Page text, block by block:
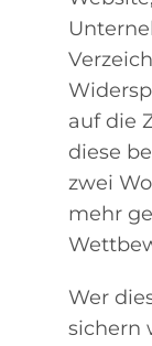
auf die
diese
zwei
mehr
Wer
sichern